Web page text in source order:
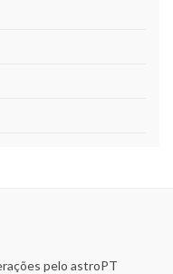
pelo astroPT